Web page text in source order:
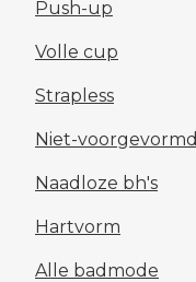
Push-up
Volle cup
Strapless
Niet-voorgevormd
Naadloze bh's
Hartvorm
Alle badmode